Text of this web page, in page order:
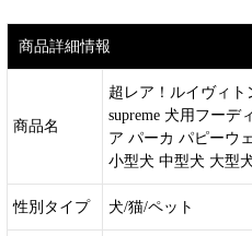
商品詳細情報
商品名
超レア！ルイヴィ
supreme 犬用フーデ
ア パーカ パピーウ
小型犬 中型犬 大型
性別タイプ 犬/猫/ペット